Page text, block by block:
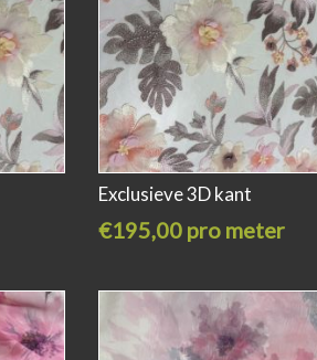
Exclusieve 3D kant
€195,00 pro meter